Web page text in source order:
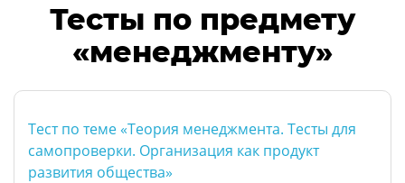
Тесты по предмету
«менеджменту»
Тест по теме «Теория менеджмента. Тесты для
самопроверки. Организация как продукт
развития общества»